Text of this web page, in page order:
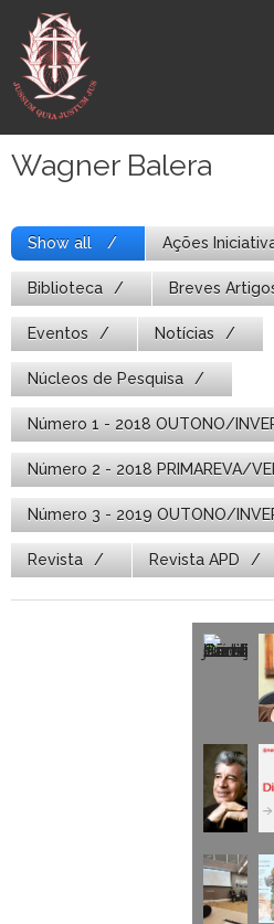
para
conteúdo
Wagner Balera
Show all Ações
Biblioteca Breves
Eventos Notícias
Núcleos de Pesquisa
Número 1 - 2018 OUTONO/
Número 2 - 2018 PRIMAREVA/
Número 3 - 2019 OUTONO/
Revista Revista APD